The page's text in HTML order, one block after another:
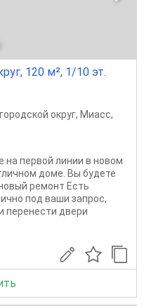
120 м², 1/10 эт.
округ, Миасс,
первой линии в новом
доме. Вы будете
ремонт Есть
под ваши запрос,
перенести двери